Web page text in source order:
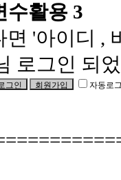
수활용 3
면 '아이디 ,
로그인 되
자동로